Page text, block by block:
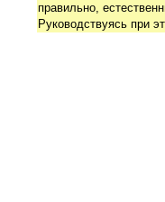
правильно,
Руководствуясь при